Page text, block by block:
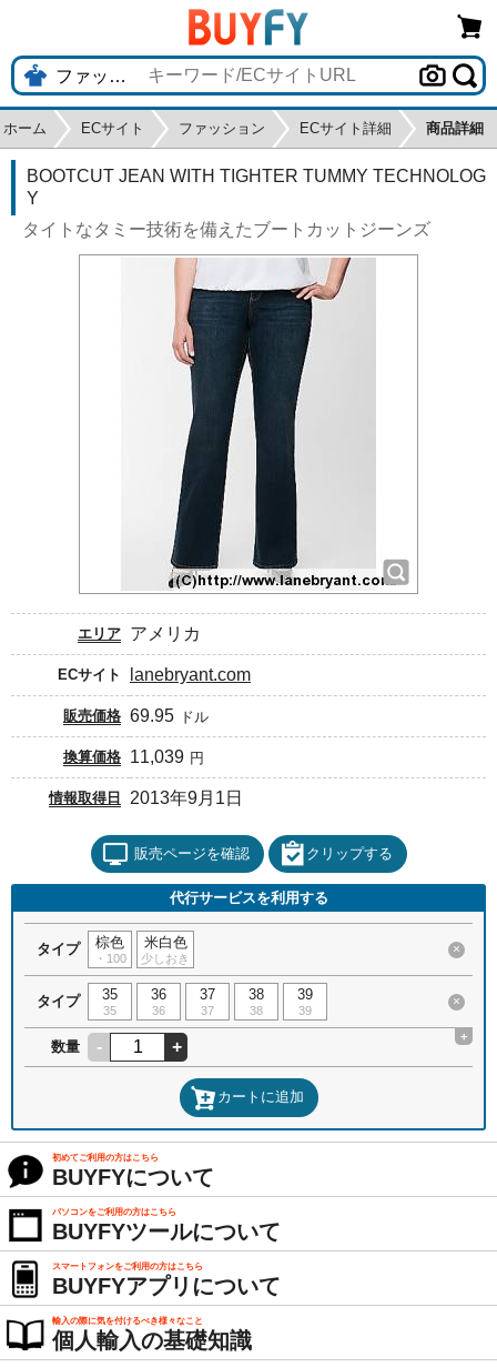
ホーム ECサイト ファッション ECサイト詳細 商品詳細
BOOTCUT JEAN WITH TIGHTER TUMMY TECHNOLOG
Y
タイトなタミー技術を備えたブートカットジーンズ
エリア アメリカ
ECサイト lanebryant.com
販売価格 69.95 ドル
換算価格 11,039 円
情報取得日 2013年9月1日
販売ページを確認 クリップする
代行サービスを利用する
タイプ 棕色
・100
米白色
少しおき
×
タイプ 35
35
36
36
37
37
38
38
39
39
×
数量 - +
+
カートに追加
初めてご利用の方はこちら
BUYFYについて
パソコンをご利用の方はこちら
BUYFYツールについて
スマートフォンをご利用の方はこちら
BUYFYアプリについて
輸入の際に気を付けるべき様々なこと
個人輸入の基礎知識